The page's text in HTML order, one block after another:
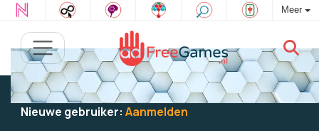
Meer
Bestaande gebruiker: Log in
om te spelen
Nieuwe gebruiker: Aanmelden